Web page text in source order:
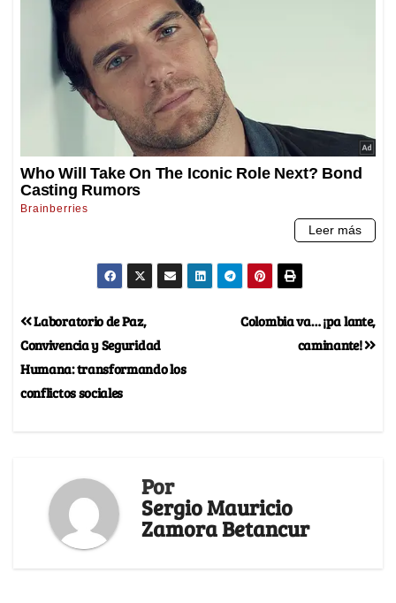
Colombia va… ¡pa lante,
caminante!
Laboratorio de Paz,
Convivencia y Seguridad
Humana: transformando los
conflictos sociales
Por
Sergio Mauricio
Zamora Betancur